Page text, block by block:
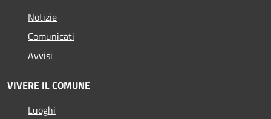
Notizie
Comunicati
Avvisi
VIVERE IL COMUNE
Luoghi